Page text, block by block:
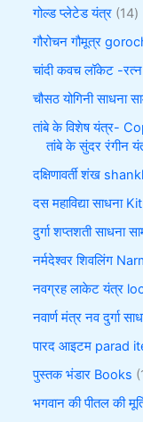
गोल्ड प्लेटेड यंत्र 14
गौरोचन गौमूत्र
चांदी कवच लॉकेट -
चौसठ योगिनी
तांबे के विशेष यंत्र-
तांबे के सुंदर रंगीन
दक्षिणावर्ती शंख
दस महाविद्या साधना Kit
दुर्गा शप्तशती साधना
नर्मदेश्वर शिवलिंग
नवग्रह लाकेट यंत्र
नवार्ण मंत्र नव दुर्गा
पारद आइटम parad
पुस्तक भंडार Books
भगवान की पीतल की